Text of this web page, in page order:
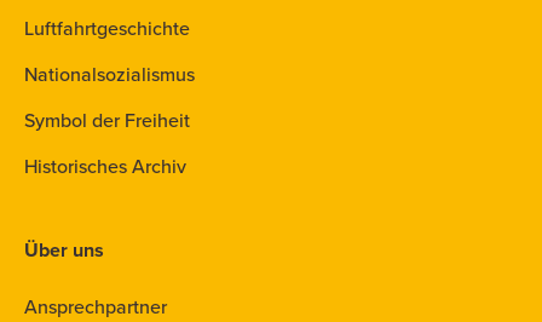
Luftfahrtgeschichte
Nationalsozialismus
Symbol der Freiheit
Historisches Archiv
Über uns
Ansprechpartner